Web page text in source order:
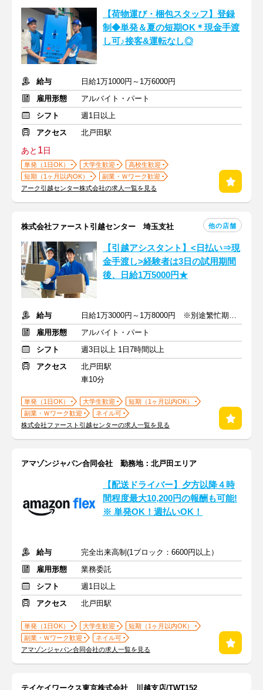
【荷物運び・梱包スタッフ】登録
制◆単発＆夏の短期OK＊現金手渡
し可♪接客&運転なし◎
給与
日給1万1000円～1万6000円
雇用形態
アルバイト・パート
シフト
週1日以上
アクセス
北戸田駅
あと 1日
単発（1日OK） 大学生歓迎
高校生歓迎
短期（1ヶ月以内OK）
副業・Ｗワーク歓迎
アーク引越センター株式会社の求人一覧を見る
株式会社ファースト引越センター 埼玉支社 他の店舗
【引越アシスタント】<日払い⇒現
金手渡し>経験者は3日の試用期間
後、日給1万5000円★
給与
日給1万3000円～1万8000円 ※別途繁忙期手当支給
雇用形態
アルバイト・パート
シフト
週3日以上 1日7時間以上
アクセス
北戸田駅
車10分
単発（1日OK） 大学生歓迎
短期（1ヶ月以内OK）
副業・Ｗワーク歓迎
ネイル可
株式会社ファースト引越センターの求人一覧を見る
アマゾンジャパン合同会社 勤務地：北戸田エリア
【配送ドライバー】夕方以降４時
間程度最大10,200円の報酬も可能!
※ 単発OK！週払いOK！
給与
完全出来高制(1ブロック：6600円以上）
雇用形態
業務委託
シフト
週1日以上
アクセス
北戸田駅
単発（1日OK） 大学生歓迎
短期（1ヶ月以内OK）
副業・Ｗワーク歓迎
ネイル可
アマゾンジャパン合同会社の求人一覧を見る
テイケイワークス東京株式会社 川越支店/TWT152